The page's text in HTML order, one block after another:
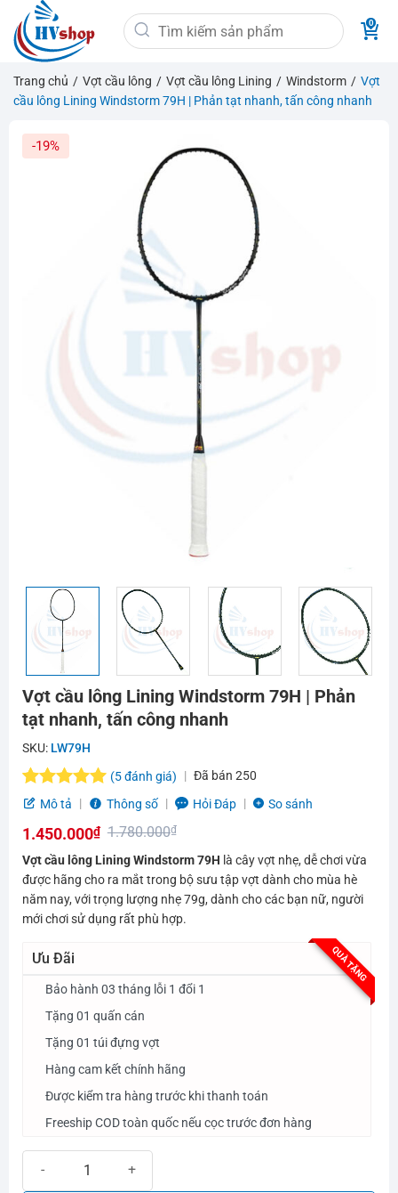
qua
nội
dung
Tìm
kiếm:
Trang chủ / Vợt cầu lông / Vợt cầu lông Lining / Windstorm / Vợt
cầu lông Lining Windstorm 79H | Phản tạt nhanh, tấn công nhanh
-19%
Vợt cầu lông Lining Windstorm 79H | Phản
tạt nhanh, tấn công nhanh
SKU: LW79H
5.0trên 5
5
đánh giá
(5đánh giá) Đã bán 250
Mô tả
Thông số Hỏi Đáp So sánh
1.780.000₫
Giá
gốc
là:
1.780.000₫.
1.450.000₫
Giá
hiện
tại
là:
1.450.000₫.
Vợt cầu lông Lining Windstorm 79H là cây vợt nhẹ, dễ chơi vừa
được hãng cho ra mắt trong bộ sưu tập vợt dành cho mùa hè
năm nay, với trọng lượng nhẹ 79g, dành cho các bạn nữ, người
mới chơi sử dụng rất phù hợp.
QUÀ TẶNG
Ưu Đãi
Bảo hành 03 tháng lỗi 1 đổi 1
Tặng 01 quấn cán
Tặng 01 túi đựng vợt
Hàng cam kết chính hãng
Được kiểm tra hàng trước khi thanh toán
Freeship COD toàn quốc nếu cọc trước đơn hàng